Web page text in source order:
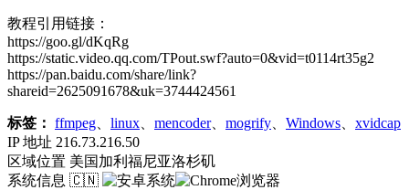
教程引用链接：
https://goo.gl/dKqRg
https://static.video.qq.com/TPout.swf?auto=0&vid=t0114rt35g2
https://pan.baidu.com/share/link?
shareid=2625091678&uk=3744424561
标签： ffmpeg linux mencoder、 mogrify Windows
xvidcap
IP 地址 216.73.216.50
区域位置 美国加利福尼亚洛杉矶
系统信息 🇨🇳